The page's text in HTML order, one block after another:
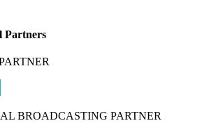
Partners
BROADCASTING PARTNER